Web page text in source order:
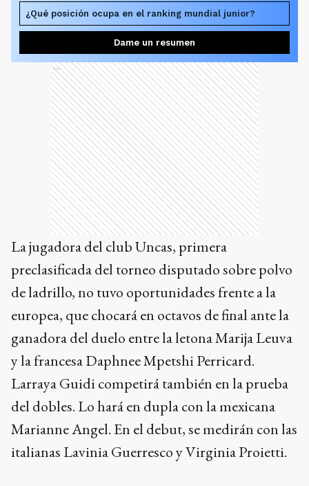
¿Qué posición ocupa en el ranking mundial junior?
Dame un resumen
Ads
La jugadora del club Uncas, primera
preclasificada del torneo disputado sobre polvo
de ladrillo, no tuvo oportunidades frente a la
europea, que chocará en octavos de final ante la
ganadora del duelo entre la letona Marija Leuva
y la francesa Daphnee Mpetshi Perricard.
Larraya Guidi competirá también en la prueba
del dobles. Lo hará en dupla con la mexicana
Marianne Angel. En el debut, se medirán con las
italianas Lavinia Guerresco y Virginia Proietti.